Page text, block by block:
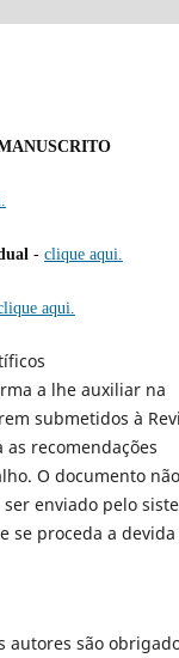
- clique aqui.
aqui.
a lhe auxiliar na
submetidos à
as recomendações
O documento não
enviado pelo
se proceda a devida
autores são